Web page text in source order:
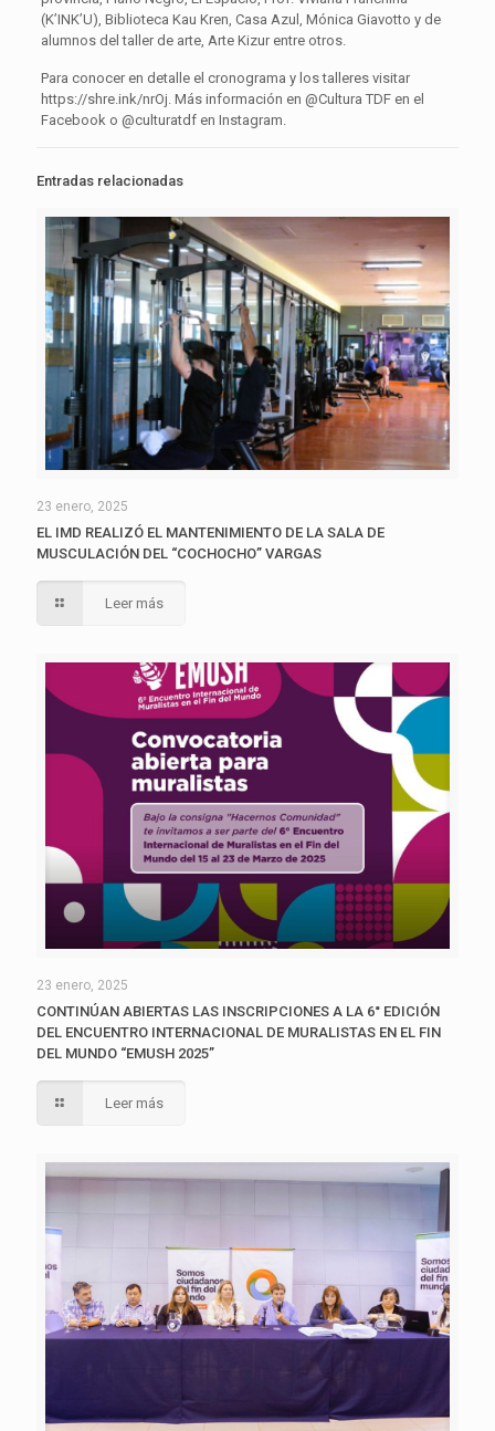
(K’INK’U), Biblioteca Kau Kren, Casa Azul, Mónica Giavotto y de
alumnos del taller de arte, Arte Kizur entre otros.
Para conocer en detalle el cronograma y los talleres visitar
https://shre.ink/nrOj. Más información en @Cultura TDF en el
Facebook o @culturatdf en Instagram.
Entradas relacionadas
23 enero, 2025
EL IMD REALIZÓ EL MANTENIMIENTO DE LA SALA DE
MUSCULACIÓN DEL “COCHOCHO” VARGAS
Leer más
23 enero, 2025
CONTINÚAN ABIERTAS LAS INSCRIPCIONES A LA 6° EDICIÓN
DEL ENCUENTRO INTERNACIONAL DE MURALISTAS EN EL FIN
DEL MUNDO “EMUSH 2025”
Leer más